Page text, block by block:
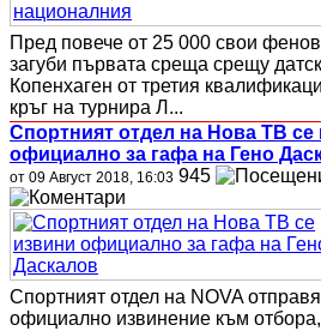
Пред повече от 25 000 свои
загуби първата среща срещу
Копенхаген от третия
кръг на турнира Л...
Спортният отдел на Нова ТВ се
официално за гафа на Гено
от 09 Август 2018, 16:03 945
Спортният отдел на NOVA отправя
официално извинение към отбора,